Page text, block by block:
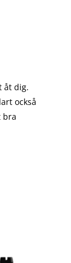
åt dig.
också
bra